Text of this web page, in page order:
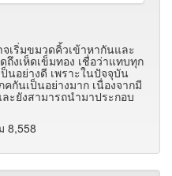
เริ่มขมวดคิ้วเข้าหากันและ
งเห็ดเข็มทอง เชื่อว่าแทบทุก
นอย่างดี เพราะในปัจจุบัน
กันเป็นอย่างมาก เนื่องจากมี
ะยังสามารถนำมาประกอบ
8,558